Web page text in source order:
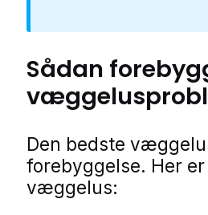
Sådan
Den bedste
forebyggelse. Her
væggelus: